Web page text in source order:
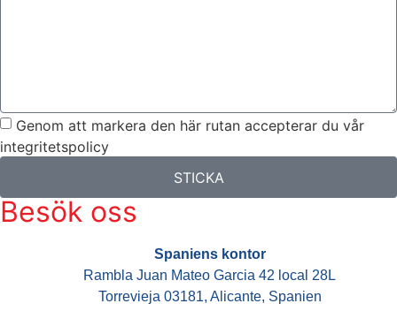
Genom att markera den här rutan accepterar du vår
integritetspolicy
STICKA
Besök oss
Spaniens kontor
Rambla Juan Mateo Garcia 42 local 28L
Torrevieja 03181, Alicante, Spanien